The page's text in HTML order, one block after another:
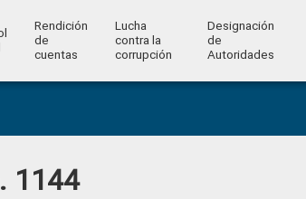
Rendición
de
cuentas
Lucha
contra la
corrupción
Designación
de
Autoridades
1144